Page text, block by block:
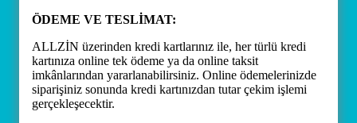
ÖDEME VE TESLİMAT:
ALLZİN üzerinden kredi kartlarınız ile, her türlü kredi
kartınıza online tek ödeme ya da online taksit
imkânlarından yararlanabilirsiniz. Online ödemelerinizde
siparişiniz sonunda kredi kartınızdan tutar çekim işlemi
gerçekleşecektir.